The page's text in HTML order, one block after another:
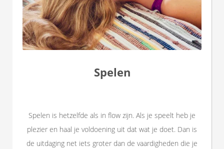
Spelen
Spelen is hetzelfde als in flow zijn. Als je speelt heb je
plezier en haal je voldoening uit dat wat je doet. Dan is
de uitdaging net iets groter dan de vaardigheden die je